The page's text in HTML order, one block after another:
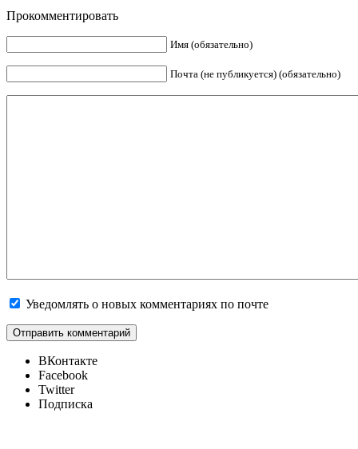
Прокомментировать
Имя (обязательно)
Почта (не публикуется) (обязательно)
Уведомлять о новых комментариях по почте
ВКонтакте
Facebook
Twitter
Подписка